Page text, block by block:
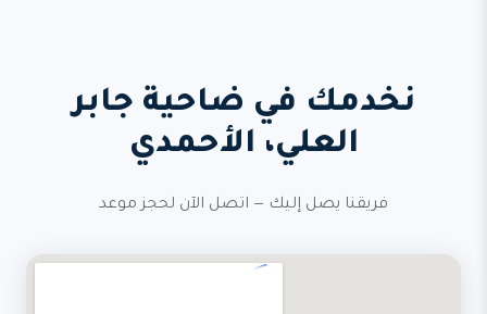
نخدمك في ضاحية جابر
العلي، الأحمدي
فريقنا يصل إليك — اتصل الآن لحجز موعد